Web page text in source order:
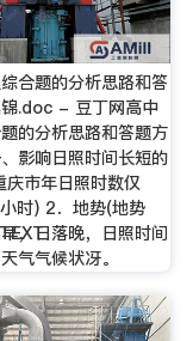
合题的分析思路和答
.doc - 豆丁网高中
的分析思路和答题方
影响日照时间长短的
庆市年日照时数仅
时) 2．地势(地势
，日落晚，日照时间
气气候状冴。